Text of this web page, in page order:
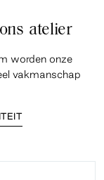
atelier
worden onze
vakmanschap